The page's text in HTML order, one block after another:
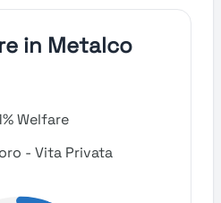
in Metalco
Welfare
- Vita Privata